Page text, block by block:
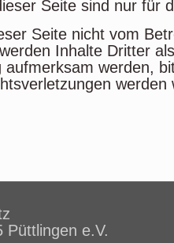
Seite sind nur für
Seite nicht vom
Inhalte Dritter
werden,
e.V.